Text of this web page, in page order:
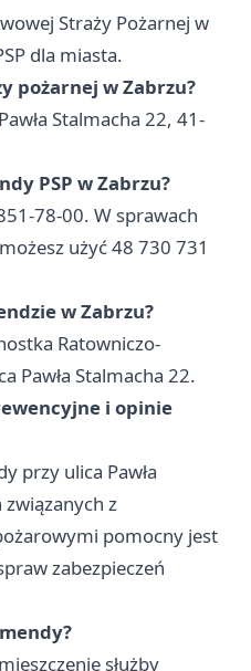
Straży Pożarnej w
dla miasta.
pożarnej w Zabrzu?
Stalmacha 22, 41-
PSP w Zabrzu?
78-00. W sprawach
użyć 48 730 731
w Zabrzu?
Ratowniczo-
Pawła Stalmacha 22.
i opinie
przy ulica Pawła
z
pomocny jest
zabezpieczeń
służby